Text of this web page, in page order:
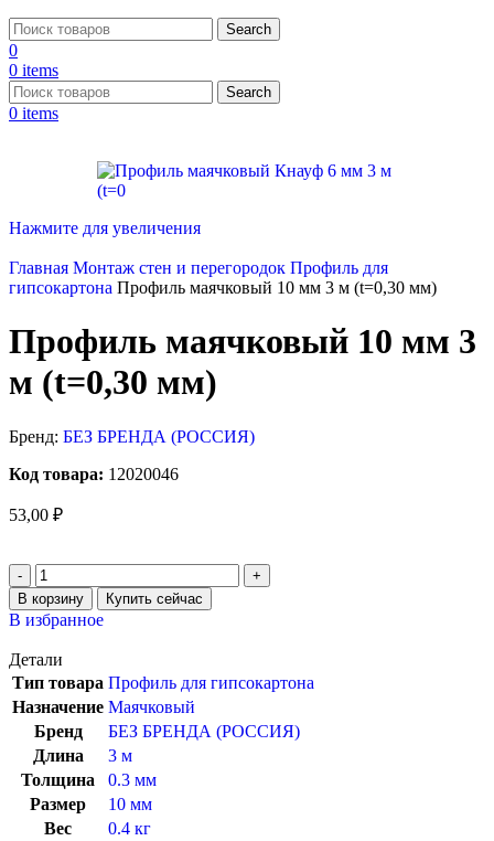
Search
0
0 items
Search
0 items
Нажмите для увеличения
Главная Монтаж стен и перегородок Профиль для
гипсокартона Профиль маячковый 10 мм 3 м (t=0,30 мм)
Профиль маячковый 10 мм 3
м (t=0,30 мм)
Бренд: БЕЗ БРЕНДА (РОССИЯ)
Код товара: 12020046
53,00 ₽
В корзину Купить сейчас
В избранное
Детали
Тип товара Профиль для гипсокартона
Назначение Маячковый
Бренд
БЕЗ БРЕНДА (РОССИЯ)
Длина
3 м
Толщина
0.3 мм
Размер
10 мм
Вес
0.4 кг